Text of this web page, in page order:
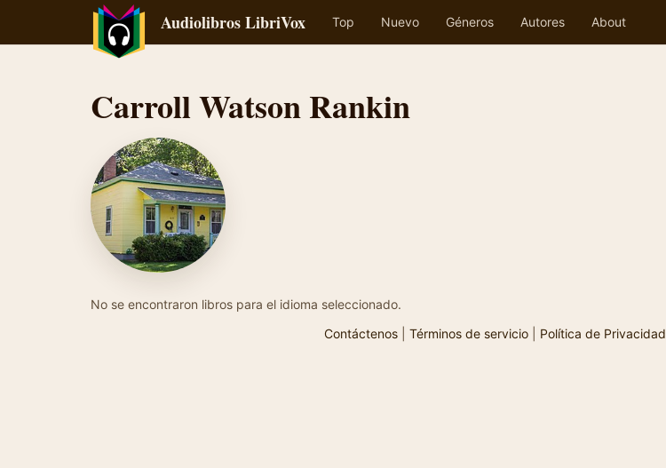
Audiolibros LibriVox Top Nuevo Géneros Autores About
Carroll Watson Rankin
No se encontraron libros para el idioma seleccionado.
Contáctenos| Términos de servicio| Política de Privacidad